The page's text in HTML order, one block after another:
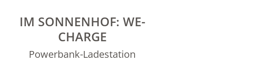
IM SONNENHOF: WE-
CHARGE
Powerbank-Ladestation